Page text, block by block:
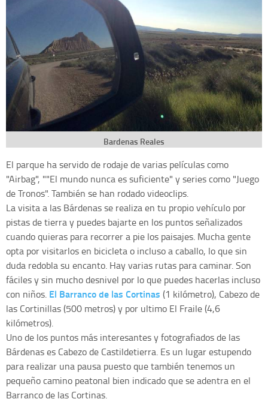
Bardenas Reales
El parque ha servido de rodaje de varias películas como
"Airbag", ""El mundo nunca es suficiente" y series como "Juego
de Tronos". También se han rodado videoclips.
La visita a las Bárdenas se realiza en tu propio vehículo por
pistas de tierra y puedes bajarte en los puntos señalizados
cuando quieras para recorrer a pie los paisajes. Mucha gente
opta por visitarlos en bicicleta o incluso a caballo, lo que sin
duda redobla su encanto. Hay varias rutas para caminar. Son
fáciles y sin mucho desnivel por lo que puedes hacerlas incluso
con niños. El Barranco de las Cortinas (1 kilómetro), Cabezo de
las Cortinillas (500 metros) y por ultimo El Fraile (4,6
kilómetros).
Uno de los puntos más interesantes y fotografiados de las
Bárdenas es Cabezo de Castildetierra. Es un lugar estupendo
para realizar una pausa puesto que también tenemos un
pequeño camino peatonal bien indicado que se adentra en el
Barranco de las Cortinas.